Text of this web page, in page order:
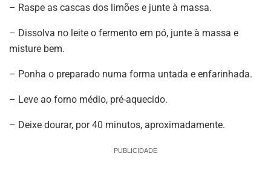
– Raspe as cascas dos limões e junte à massa.
– Dissolva no leite o fermento em pó, junte à massa e
misture bem.
– Ponha o preparado numa forma untada e enfarinhada.
– Leve ao forno médio, pré-aquecido.
– Deixe dourar, por 40 minutos, aproximadamente.
PUBLICIDADE